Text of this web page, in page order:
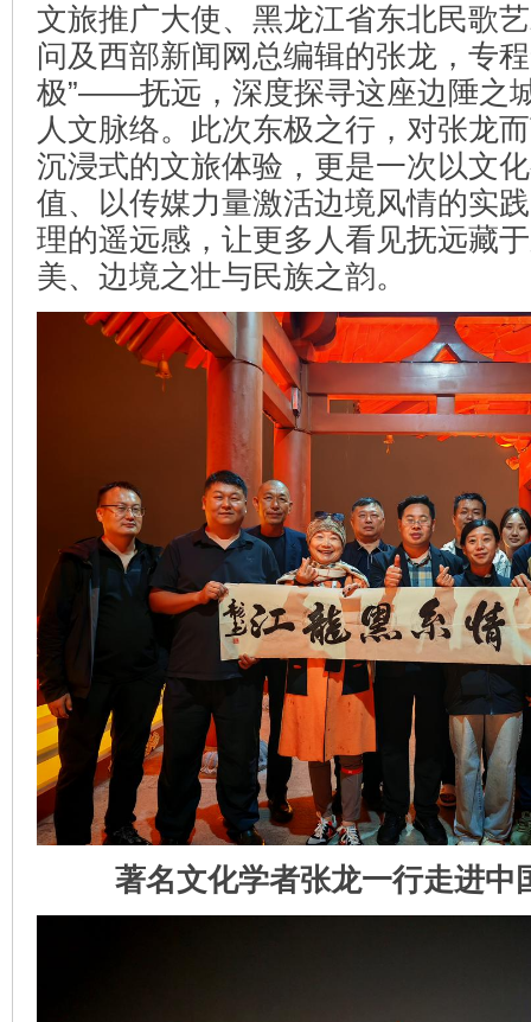
文旅推广大使、黑龙江省东北民歌
问及西部新闻网总编辑的张龙，专
极”——抚远，深度探寻这座边陲之
人文脉络。此次东极之行，对张龙
沉浸式的文旅体验，更是一次以文
值、以传媒力量激活边境风情的实
理的遥远感，让更多人看见抚远藏
美、边境之壮与民族之韵。
著名文化学者张龙一行走进中